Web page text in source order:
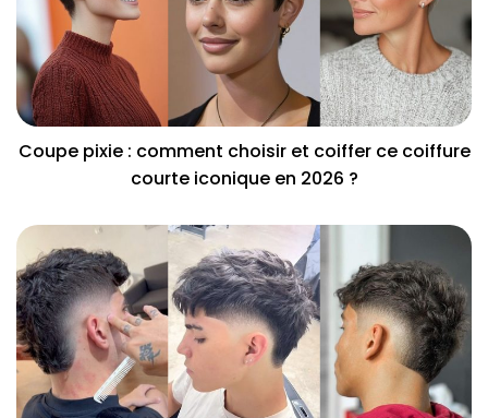
Coupe pixie : comment choisir et coiffer ce coiffure
courte iconique en 2026 ?